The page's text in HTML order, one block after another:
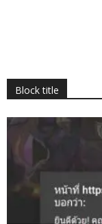
Block title